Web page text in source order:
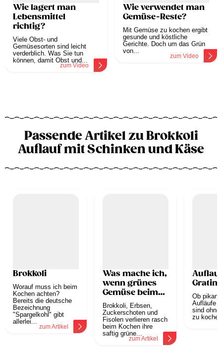
Wie lagert man
Lebensmittel
richtig?
Viele Obst- und
Gemüsesorten sind leicht
verderblich. Was Sie tun
können, damit Obst und...
zum Video
Wie verwendet man
Gemüse-Reste?
Mit Gemüse zu kochen ergibt
gesunde und köstliche
Gerichte. Doch um das Grün
von...
zum Video
Passende Artikel zu Brokkoli
Auflauf mit Schinken und Käse
Brokkoli
Worauf muss ich beim
Kochen achten?
Bereits die deutsche
Bezeichnung
"Spargelkohl" gibt
allerlei...
zum Artikel
Was mache ich,
wenn grünes
Gemüse beim
Kochen seine
Farbe verliert?
Brokkoli, Erbsen,
Zuckerschoten und
Fisolen verlieren rasch
beim Kochen ihre
saftig grüne...
zum Artikel
Gratins
Ob pikant
Aufläufe
sind ohne
zu